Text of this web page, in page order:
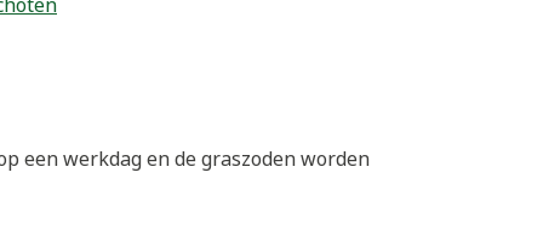
een werkdag en de graszoden worden